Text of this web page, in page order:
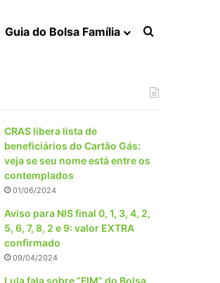
Guia do Bolsa Família Procurar por
CRAS libera lista de
beneficiários do Cartão Gás:
veja se seu nome está entre os
contemplados
01/06/2024
Aviso para NIS final 0, 1, 3, 4, 2,
5, 6, 7, 8, 2 e 9: valor EXTRA
confirmado
09/04/2024
Lula fala sobre “FIM” do Bolsa